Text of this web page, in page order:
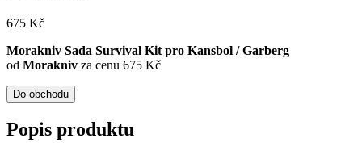
675 Kč
Morakniv Sada Survival Kit pro Kansbol / Garberg
od Morakniv za cenu 675 Kč
Do obchodu
Popis produktu